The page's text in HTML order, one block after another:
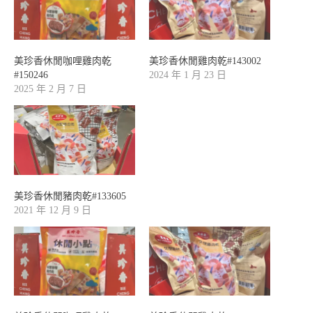
美珍香休閒咖哩雞肉乾
#150246
2025 年 2 月 7 日
美珍香休閒雞肉乾#143002
2024 年 1 月 23 日
美珍香休閒豬肉乾#133605
2021 年 12 月 9 日